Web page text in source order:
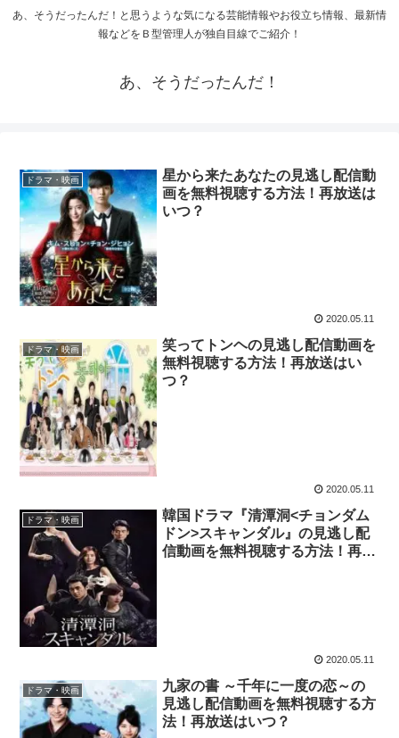
あ、そうだったんだ！と思うような気になる芸能情報やお役立ち情報、最新情
報などをＢ型管理人が独自目線でご紹介！
あ、そうだったんだ！
ドラマ・映画
星から来たあなたの見逃し配信動
画を無料視聴する方法！再放送は
いつ？
2020.05.11
ドラマ・映画
笑ってトンヘの見逃し配信動画を
無料視聴する方法！再放送はい
つ？
2020.05.11
ドラマ・映画
韓国ドラマ『清潭洞<チョンダム
ドン>スキャンダル』の見逃し配
信動画を無料視聴する方法！再放
2020.05.11
ドラマ・映画
九家の書 ～千年に一度の恋～の
見逃し配信動画を無料視聴する方
法！再放送はいつ？